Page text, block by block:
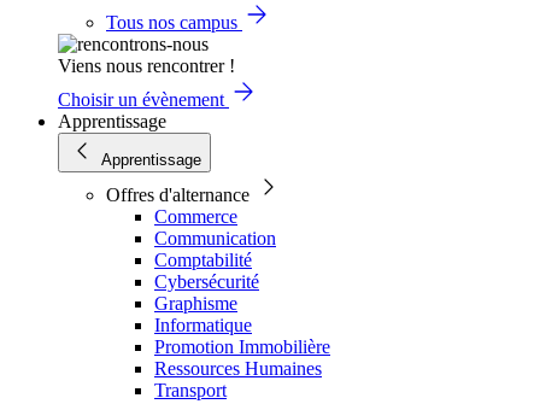
Tous nos campus
Viens nous rencontrer !
Choisir un évènement
Apprentissage
Apprentissage
Offres d'alternance
Commerce
Communication
Comptabilité
Cybersécurité
Graphisme
Informatique
Promotion Immobilière
Ressources Humaines
Transport